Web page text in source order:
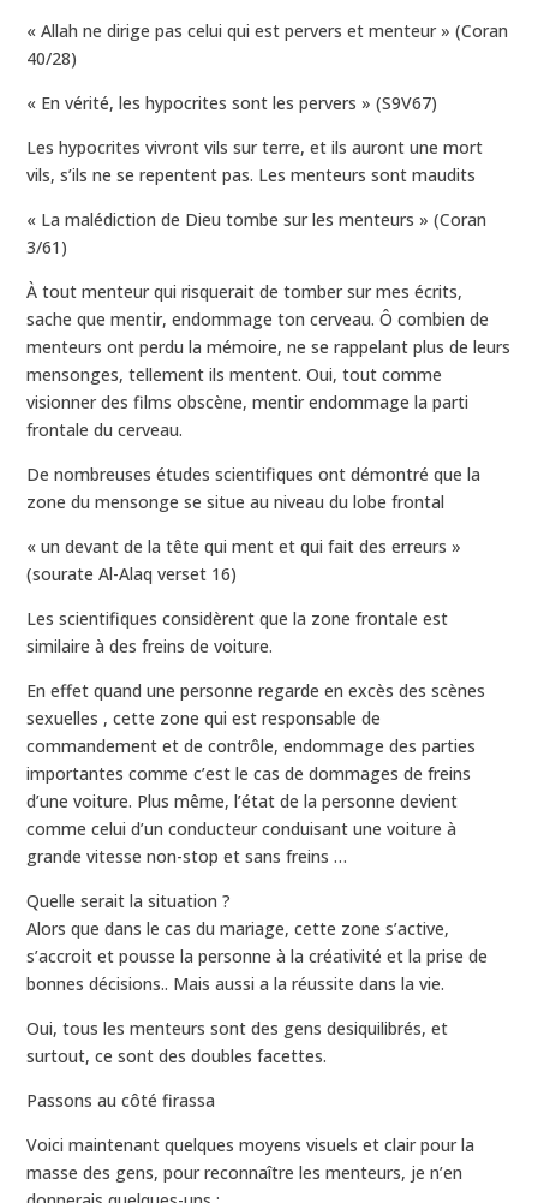
« Allah ne dirige pas celui qui est pervers et menteur » (Coran
40/28)
« En vérité, les hypocrites sont les pervers » (S9V67)
Les hypocrites vivront vils sur terre, et ils auront une mort
vils, s’ils ne se repentent pas. Les menteurs sont maudits
« La malédiction de Dieu tombe sur les menteurs » (Coran
3/61)
À tout menteur qui risquerait de tomber sur mes écrits,
sache que mentir, endommage ton cerveau. Ô combien de
menteurs ont perdu la mémoire, ne se rappelant plus de leurs
mensonges, tellement ils mentent. Oui, tout comme
visionner des films obscène, mentir endommage la parti
frontale du cerveau.
De nombreuses études scientifiques ont démontré que la
zone du mensonge se situe au niveau du lobe frontal
« un devant de la tête qui ment et qui fait des erreurs »
(sourate Al-Alaq verset 16)
Les scientifiques considèrent que la zone frontale est
similaire à des freins de voiture.
En effet quand une personne regarde en excès des scènes
sexuelles , cette zone qui est responsable de
commandement et de contrôle, endommage des parties
importantes comme c’est le cas de dommages de freins
d’une voiture. Plus même, l’état de la personne devient
comme celui d’un conducteur conduisant une voiture à
grande vitesse non-stop et sans freins …
Quelle serait la situation ?
Alors que dans le cas du mariage, cette zone s’active,
s’accroit et pousse la personne à la créativité et la prise de
bonnes décisions.. Mais aussi a la réussite dans la vie.
Oui, tous les menteurs sont des gens desiquilibrés, et
surtout, ce sont des doubles facettes.
Passons au côté firassa
Voici maintenant quelques moyens visuels et clair pour la
masse des gens, pour reconnaître les menteurs, je n’en